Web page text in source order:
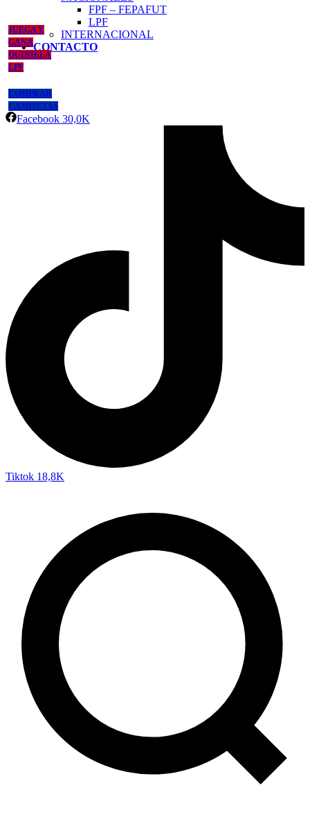
FPF – FEPAFUT
LPF
INTERNACIONAL
CONTACTO
JUEGA Y
GANA
QUINIELA
LPF
COMPRAR
CAMISETAS
Facebook 30,0K
Tiktok 18,8K